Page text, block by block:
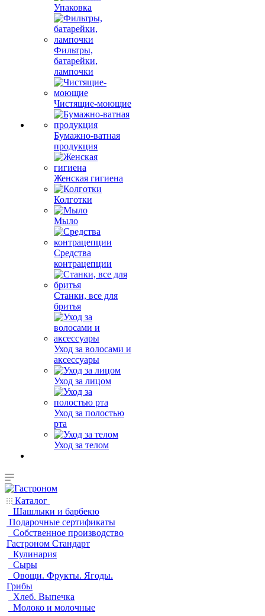
Упаковка
Фильтры,
батарейки,
лампочки
Чистящие-моющие
Бумажно-ватная
продукция
Женская гигиена
Колготки
Мыло
Средства
контрацепции
Станки, все для
бритья
Уход за волосами и
аксессуары
Уход за лицом
Уход за полостью
рта
Уход за телом
Каталог
Шашлыки и барбекю
Подарочные сертификаты
Собственное производство
Гастроном Стандарт
Кулинария
Сыры
Овощи. Фрукты. Ягоды.
Грибы
Хлеб. Выпечка
Молоко и молочные